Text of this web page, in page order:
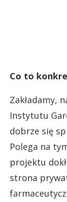
Co to
Zakładamy,
Instytutu
dobrze się
Polega na
projektu
strona